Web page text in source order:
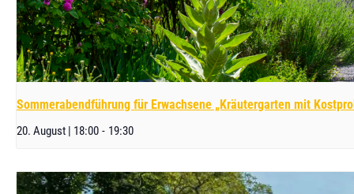
Sommerabendführung für Erwachsene „Kräutergarten mit
20. August | 18:00 - 19:30